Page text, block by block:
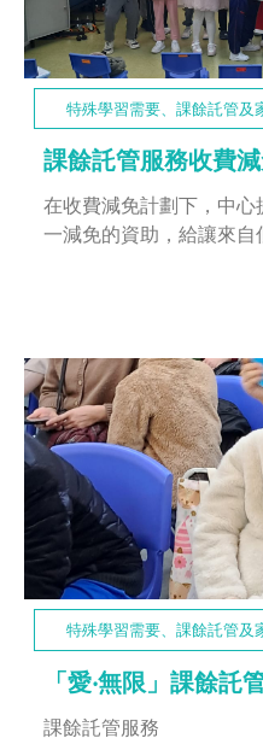
特殊學習需要、課餘託管及
課餘託管服務收費減
在收費減免計劃下，中
一減免的資助，給讓來自
特殊學習需要、課餘託管及
「愛‧無限」課餘託
課餘託管服務